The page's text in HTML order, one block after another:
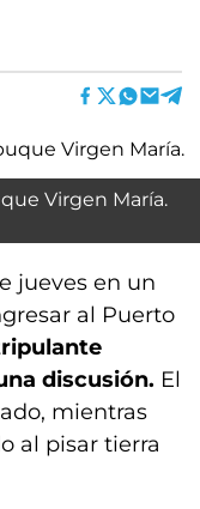
Virgen María.
jueves en un
al Puerto
discusión. El
mientras
al pisar tierra